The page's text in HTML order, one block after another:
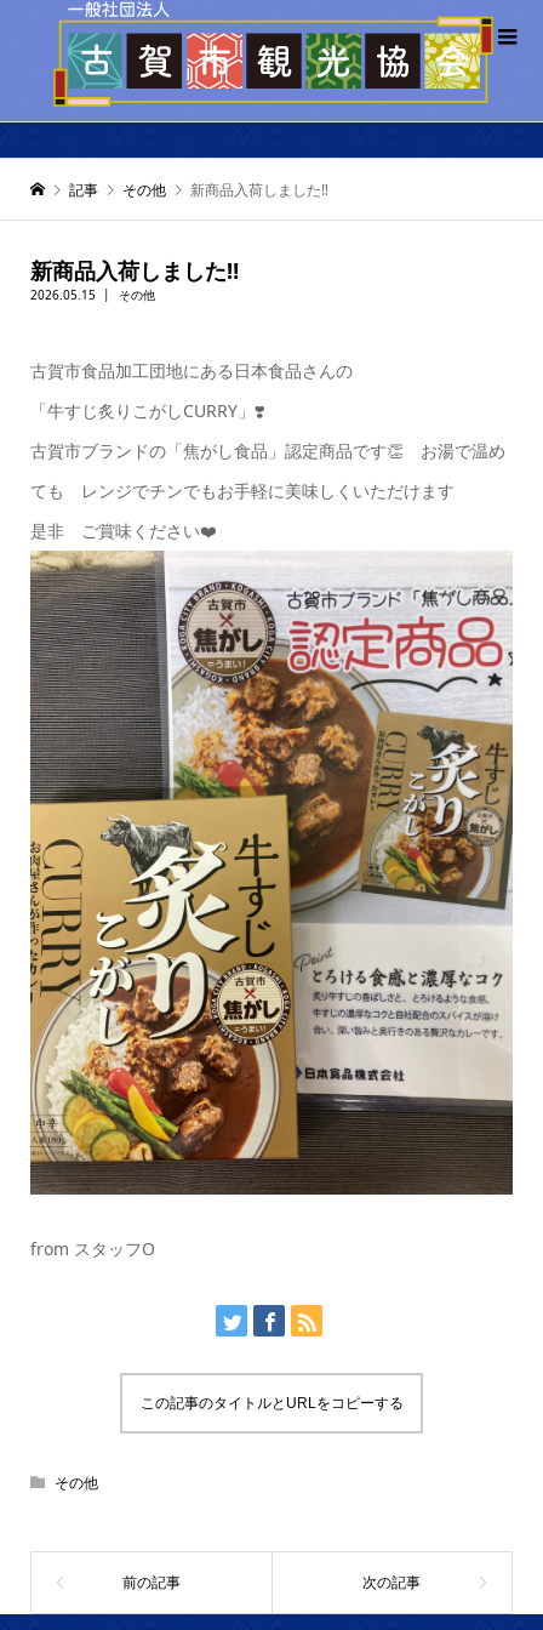
記事 その他 新商品入荷しました‼️
新商品入荷しました‼️
2026.05.15 その他
古賀市食品加工団地にある日本食品さんの
「牛すじ炙りこがしCURRY」❣️
古賀市ブランドの「焦がし食品」認定商品です👏 お湯で温め
ても レンジでチンでもお手軽に美味しくいただけます
是非 ご賞味ください❤️
from スタッフO
この記事のタイトルとURLをコピーする
その他